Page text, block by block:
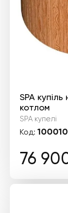
SPA
котлом
SPA купелі
Код:
76